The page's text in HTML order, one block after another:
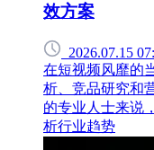
效方案
2026.07.15
在短视频风靡的
析、竞品研究和
的专业人士来说
析行业趋势